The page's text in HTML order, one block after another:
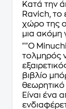
Κατά την
Ravich, το
χώρο της
µια ακόµη
""Ο
τολµηρός
βιβλίο
θεωρητικό
Είναι ένα